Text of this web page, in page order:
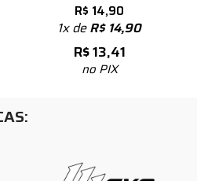
R$ 14,90
1x deR$14,90
R$13,41
no PIX